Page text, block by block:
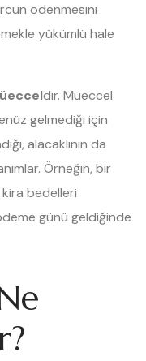
ödenmesini
yükümlü hale
dir. Müeccel
gelmediği için
alacaklının da
Örneğin, bir
bedelleri
günü geldiğinde